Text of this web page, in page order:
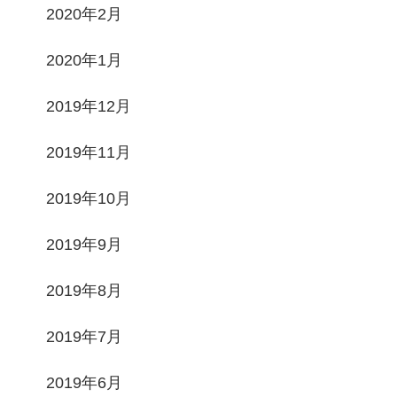
2020年2月
2020年1月
2019年12月
2019年11月
2019年10月
2019年9月
2019年8月
2019年7月
2019年6月